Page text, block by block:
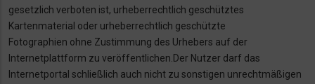
gesetzlich verboten ist, urheberrechtlich geschütztes
Kartenmaterial oder urheberrechtlich geschützte
Fotographien ohne Zustimmung des Urhebers auf der
Internetplattform zu veröffentlichen. Der Nutzer darf das
Internetportal schließlich auch nicht zu sonstigen unrechtmäßigen